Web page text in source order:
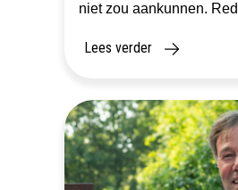
niet zou aankunnen.
de productie van
Lees verder